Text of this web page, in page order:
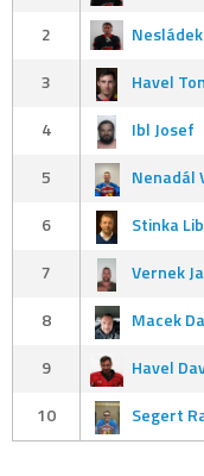
2
3
Havel
4
Ibl Josef
5
Nenadál
6
Stinka
7
Vernek
8
Macek
9
Havel
10
Segert